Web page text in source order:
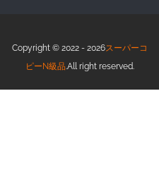
Copyright © 2022 - 2026スーパーコ
ピーN級品.All right reserved.